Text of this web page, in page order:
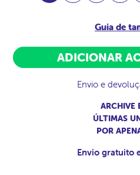
Guia de
ADICIONAR
Envio e
ARCHIVE
ÚLTIMAS
POR
Envio gratuito